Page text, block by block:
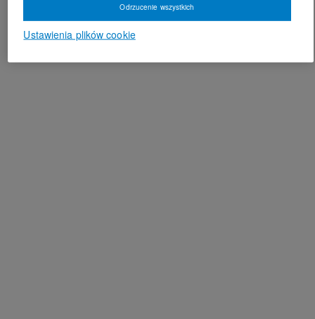
Ustawienia plików cookie
Odrzucenie wszystkich